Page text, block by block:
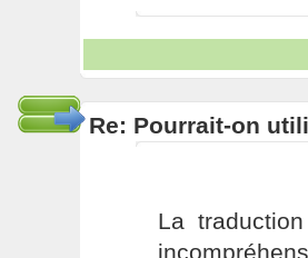
Re: Pourrait-on
La